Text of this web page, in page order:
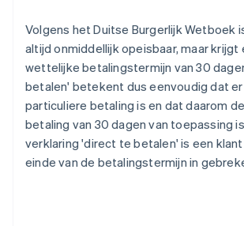
Volgens het Duitse Burgerlijk Wetboek
altijd onmiddellijk opeisbaar, maar krijgt
wettelijke betalingstermijn van 30
betalen' betekent dus eenvoudig dat
particuliere betaling is en dat daarom
betaling van 30 dagen van toepassing
verklaring 'direct te betalen' is een
einde van de betalingstermijn in